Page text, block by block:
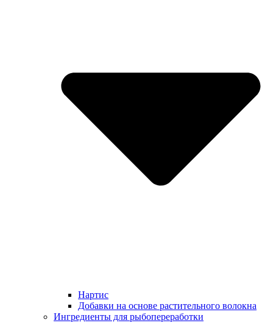
Нартис
Добавки на основе растительного волокна
Ингредиенты для рыбопереработки